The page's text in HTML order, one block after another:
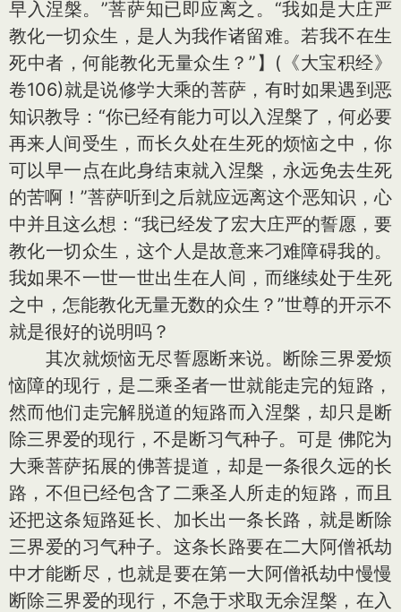
早入涅槃。”菩萨知已即应离之。“我如是大庄严
教化一切众生，是人为我作诸留难。若我不在生
死中者，何能教化无量众生？”】(《大宝积经》
卷106)就是说修学大乘的菩萨，有时如果遇到恶
知识教导：“你已经有能力可以入涅槃了，何必要
再来人间受生，而长久处在生死的烦恼之中，你
可以早一点在此身结束就入涅槃，永远免去生死
的苦啊！”菩萨听到之后就应远离这个恶知识，心
中并且这么想：“我已经发了宏大庄严的誓愿，要
教化一切众生，这个人是故意来刁难障碍我的。
我如果不一世一世出生在人间，而继续处于生死
之中，怎能教化无量无数的众生？”世尊的开示不
就是很好的说明吗？
其次就烦恼无尽誓愿断来说。断除三界爱烦
恼障的现行，是二乘圣者一世就能走完的短路，
然而他们走完解脱道的短路而入涅槃，却只是断
除三界爱的现行，不是断习气种子。可是 佛陀为
大乘菩萨拓展的佛菩提道，却是一条很久远的长
路，不但已经包含了二乘圣人所走的短路，而且
还把这条短路延长、加长出一条长路，就是断除
三界爱的习气种子。这条长路要在二大阿僧祇劫
中才能断尽，也就是要在第一大阿僧祇劫中慢慢
断除三界爱的现行，不急于求取无余涅槃，在入